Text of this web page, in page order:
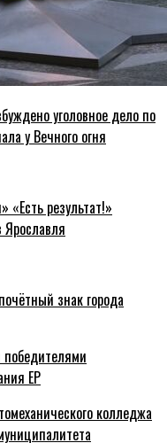
уголовное дело по
у Вечного огня
«Есть результат!»
Ярославля
знак города
ЕР
колледжа